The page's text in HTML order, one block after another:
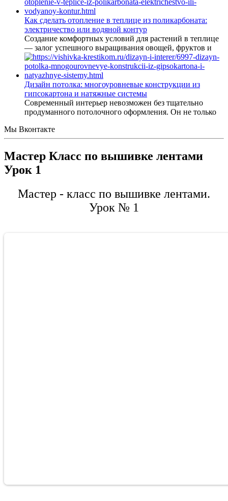
Как сделать отопление в теплице из поликарбоната:
электричество или водяной контур
Создание комфортных условий для растений в теплице
— залог успешного выращивания овощей, фруктов и
Дизайн потолка: многоуровневые конструкции из
гипсокартона и натяжные системы
Современный интерьер невозможен без тщательно
продуманного потолочного оформления. Он не только
Мы Вконтакте
Мастер Класс по вышивке лентами
Урок 1
Мастер - класс по вышивке лентами.
Урок № 1